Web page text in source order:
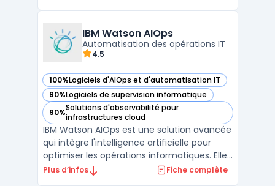
facilitant l'intégration des données
opérationnelles avec les systè ...
IBM Watson AIOps
Automatisation des opérations IT
4.5
100%Logiciels d'AIOps et d'automatisation IT
— voir IBM Watson AIOps dans cette catégorie
90%Logiciels de supervision informatique
— voir IBM Watson AIOps dans cette catégorie
90%Solutions d'observabilité pour
infrastructures cloud
— voir IBM Watson AIOps dans cette catégorie
IBM Watson AIOps est une solution avancée
qui intègre l'intelligence artificielle pour
optimiser les opérations informatiques. Elle
analyse en temps réel des données
Plus d’infos Fiche complète